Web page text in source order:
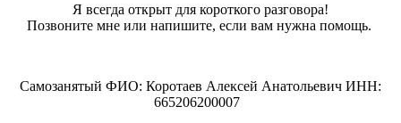
Я всегда открыт для короткого разговора!
Позвоните мне или напишите, если вам нужна помощь.
Самозанятый ФИО: Коротаев Алексей Анатольевич ИНН:
665206200007